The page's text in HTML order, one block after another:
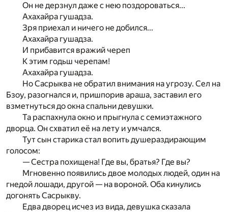
Он не дерзнул даже с нею поздороваться...
Ахахайра гушадза.
Зря приехал и ничего не добился...
Ахахайра гушадза.
И прибавится вражий череп
К этим годьш черепам!
Ахахайра гушадза.
Но Сасрыква не обратил внимания на угрозу. Сел на
Бзоу, разогнался и, пришпорив араша, заставил его
взметнуться до окна спальни девушки.
Та распахнула окно и прыгнула с семиэтажного
дворца. Он схватил её на лету и умчался.
Тут сын старика стал вопить душераздирающим
голосом:
— Сестра похищена! Где вы, братья? Где вы?
Мгновенно появились двое молодых людей, один на
гнедой лошади, другой — на вороной. Оба кинулись
догонять Сасрыкву.
Едва дворец исчез из вида, девушка сказала